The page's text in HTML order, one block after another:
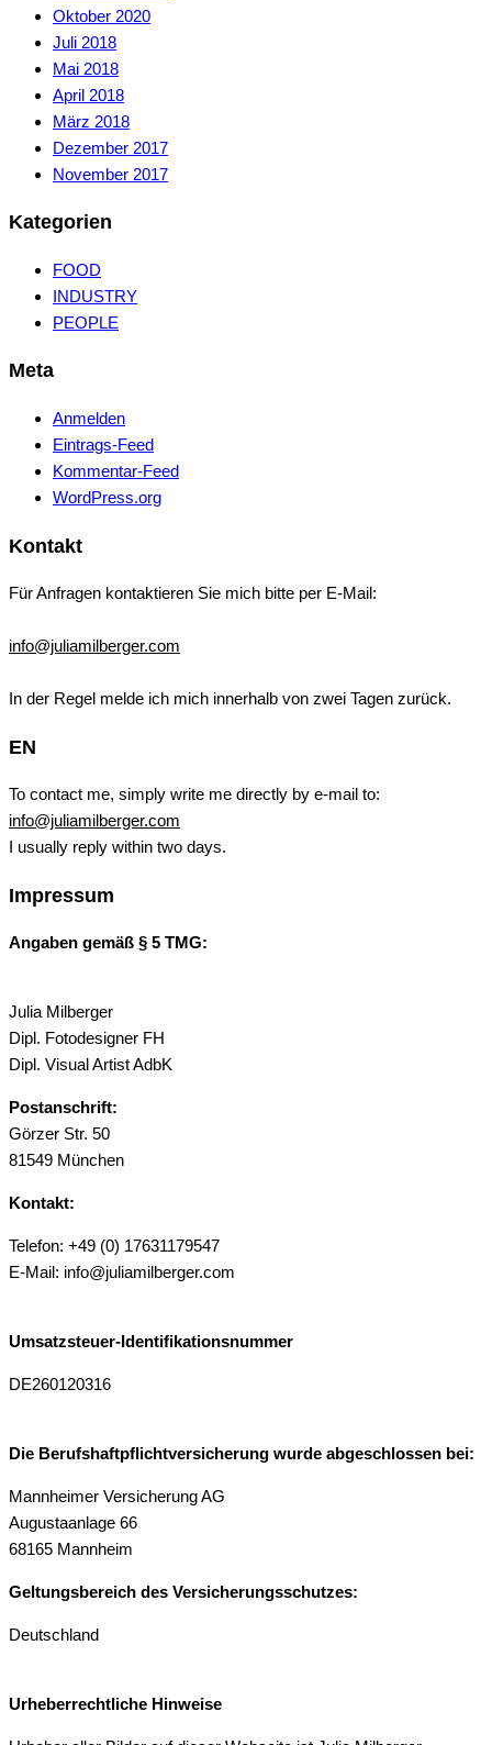
Oktober 2020
Juli 2018
Mai 2018
April 2018
März 2018
Dezember 2017
November 2017
Kategorien
FOOD
INDUSTRY
PEOPLE
Meta
Anmelden
Eintrags-Feed
Kommentar-Feed
WordPress.org
Kontakt
Für Anfragen kontaktieren Sie mich bitte per E-Mail:
info@juliamilberger.com
In der Regel melde ich mich innerhalb von zwei Tagen zurück.
EN
To contact me, simply write me directly by e-mail to:
info@juliamilberger.com
I usually reply within two days.
Impressum
Angaben gemäß § 5 TMG:
Julia Milberger
Dipl. Fotodesigner FH
Dipl. Visual Artist AdbK
Postanschrift:
Görzer Str. 50
81549 München
Kontakt:
Telefon: +49 (0) 17631179547
E-Mail: info@juliamilberger.com
Umsatzsteuer-Identifikationsnummer
DE260120316
Die Berufshaftpflichtversicherung wurde abgeschlossen bei:
Mannheimer Versicherung AG
Augustaanlage 66
68165 Mannheim
Geltungsbereich des Versicherungsschutzes:
Deutschland
Urheberrechtliche Hinweise